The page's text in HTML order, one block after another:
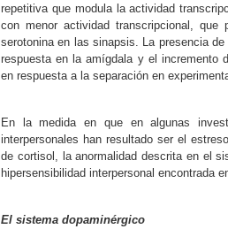
repetitiva que modula la actividad
con menor actividad transcripcional,
serotonina en las sinapsis. La presencia
respuesta en la amígdala y el incremento
en respuesta a la separación en
En la medida en que en algunas
interpersonales han resultado ser el
de cortisol, la anormalidad descrita en el
hipersensibilidad interpersonal encontrada
El sistema dopaminérgico